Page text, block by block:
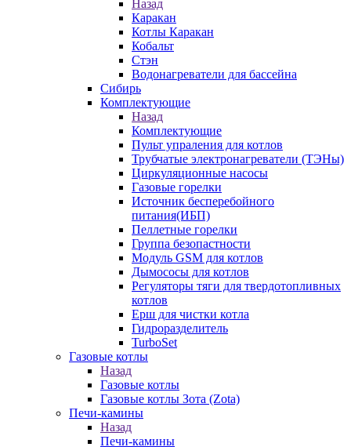
Назад
Каракан
Котлы Каракан
Кобальт
Стэн
Водонагреватели для бассейна
Сибирь
Комплектующие
Назад
Комплектующие
Пульт упраления для котлов
Трубчатые электронагреватели (ТЭНы)
Циркуляционные насосы
Газовые горелки
Источник бесперебойного
питания(ИБП)
Пеллетные горелки
Группа безопастности
Модуль GSM для котлов
Дымососы для котлов
Регуляторы тяги для твердотопливных
котлов
Ерш для чистки котла
Гидроразделитель
TurboSet
Газовые котлы
Назад
Газовые котлы
Газовые котлы Зота (Zota)
Печи-камины
Назад
Печи-камины